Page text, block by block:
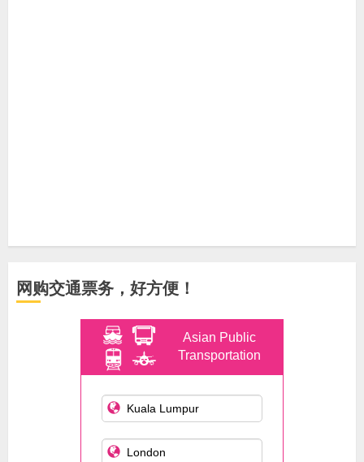
网购交通票务，好方便！
Asian Public
Transportation